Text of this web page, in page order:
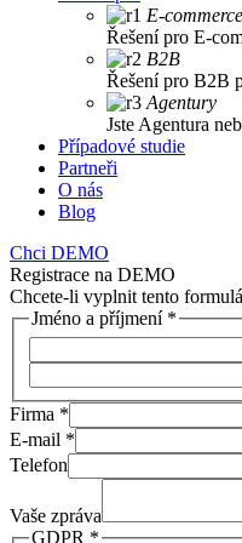
E-commerce
Řešení pro E-
B2B
Řešení pro B2B
Agentury
Jste Agentura
Případové studie
Partneři
O nás
Blog
Chci DEMO
Registrace na DEMO
Chcete-li vyplnit tento
Jméno a příjmení *
Firma *
E-mail *
Telefon
Vaše zpráva
GDPR *